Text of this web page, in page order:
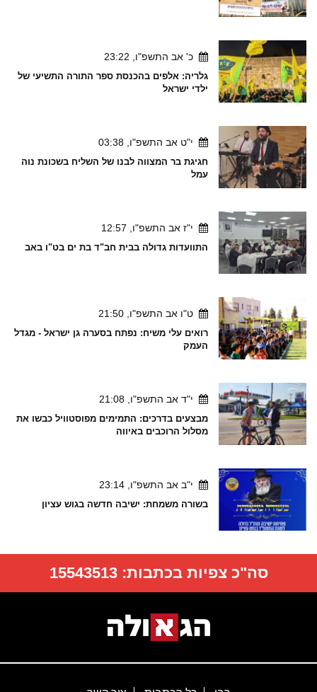
כ' אב התשפ"ו, 23:22
גלריה: אלפים בהכנסת ספר התורה התשיעי של
ילדי ישראל
י"ט אב התשפ"ו, 03:38
חגיגת בר המצווה לבנו של השליח בשכונת נוה
עמל
י"ז אב התשפ"ו, 12:57
התוועדות גדולה בבית חב"ד בת ים בט"ו באב
ט"ו אב התשפ"ו, 21:50
רואים עלי משיח: נפתח בסערה גן ישראל - מגדל
העמק
י"ד אב התשפ"ו, 21:08
מבצעים בדרכים: התמימים מפוסטוויל כבשו את
מסלול הרוכבים באיווה
י"ב אב התשפ"ו, 23:14
בשורה משמחת: ישיבה חדשה בגוש עציון
סה"כ צפיות בכתבות:15543513